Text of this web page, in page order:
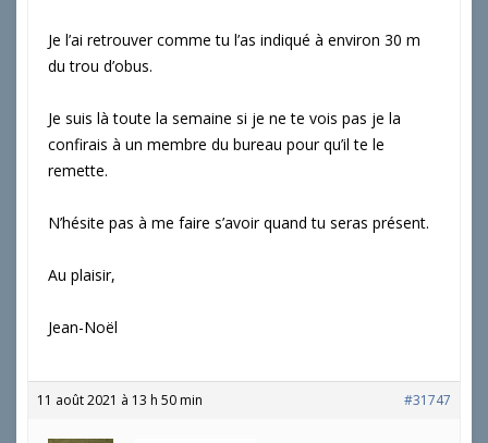
Je l’ai retrouver comme tu l’as indiqué à environ 30 m
du trou d’obus.
Je suis là toute la semaine si je ne te vois pas je la
confirais à un membre du bureau pour qu’il te le
remette.
N’hésite pas à me faire s’avoir quand tu seras présent.
Au plaisir,
Jean-Noël
11 août 2021 à 13 h 50 min #31747